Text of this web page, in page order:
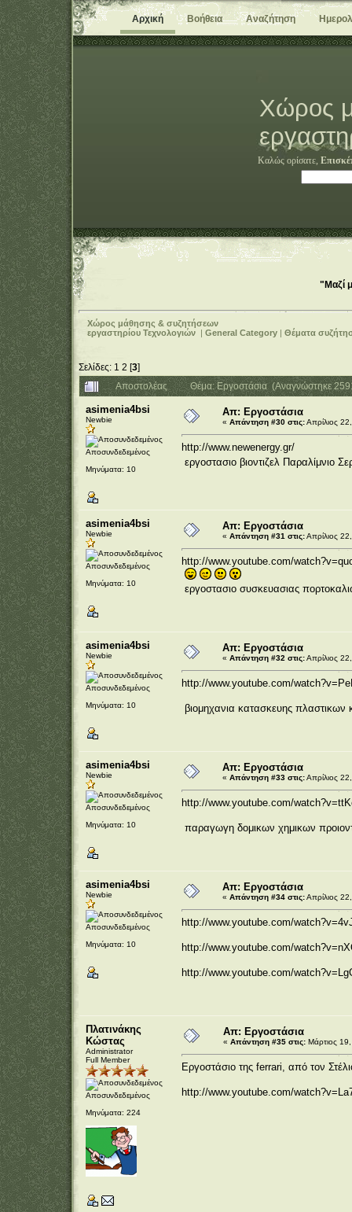
Αρχική Βοήθεια Αναζήτηση
Χώρος
Καλώς ορίσατε,
"Μαζί
Χώρος μάθησης & συζητήσεων
εργαστηρίου Τεχνολογιών |General Category |Θέματα
Σελίδες: 1 2 [3]
Αποστολέας
Θέμα: Εργοστάσια (Αναγνώστηκε
asimenia4bsi
Newbie
Αποσυνδεδεμένος
Μηνύματα: 10
Απ: Εργοστάσια
« Απάντηση #30 στις:Απρίλιος
http://www.newenergy.gr/
εργοστασιο βιοντιζελ Παραλίμνιο
asimenia4bsi
Newbie
Αποσυνδεδεμένος
Μηνύματα: 10
Απ: Εργοστάσια
« Απάντηση #31 στις:Απρίλιος
http://www.youtube.com/
εργοστασιο συσκευασιας
asimenia4bsi
Newbie
Αποσυνδεδεμένος
Μηνύματα: 10
Απ: Εργοστάσια
« Απάντηση #32 στις:Απρίλιος
http://www.youtube.com/
βιομηχανια κατασκευης πλαστικων
asimenia4bsi
Newbie
Αποσυνδεδεμένος
Μηνύματα: 10
Απ: Εργοστάσια
« Απάντηση #33 στις:Απρίλιος
http://www.youtube.com/
παραγωγη δομικων χημικων
asimenia4bsi
Newbie
Αποσυνδεδεμένος
Μηνύματα: 10
Απ: Εργοστάσια
« Απάντηση #34 στις:Απρίλιος
http://www.youtube.com/
http://www.youtube.com/
http://www.youtube.com/
Πλατινάκης
Κώστας
Administrator
Full Member
Αποσυνδεδεμένος
Μηνύματα: 224
Απ: Εργοστάσια
« Απάντηση #35 στις:Μάρτιος
Εργοστάσιο της ferrari, από τον
http://www.youtube.com/